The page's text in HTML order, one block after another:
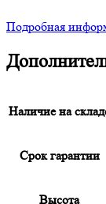
Подробная
Наличие на
Срок гарантии
Высота